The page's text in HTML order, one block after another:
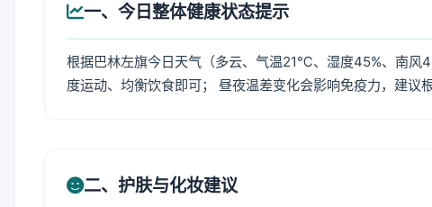
一、今日整体健康状态提示
根据巴林左旗今日天气（多云、气温21℃、湿度45%、南风
度运动、均衡饮食即可； 昼夜温差变化会影响免疫力，建议
二、护肤与化妆建议